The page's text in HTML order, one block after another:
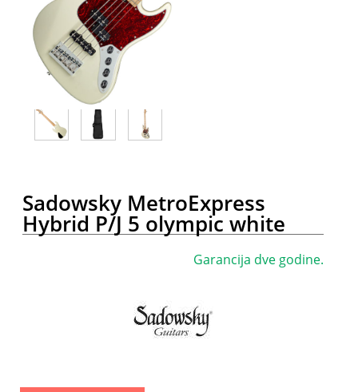
Sadowsky MetroExpress
Hybrid P/J 5 olympic white
Garancija dve godine.